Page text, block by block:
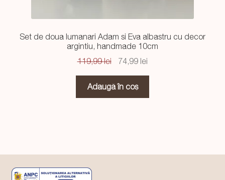
Set de doua lumanari Adam si Eva albastru cu decor
argintiu, handmade 10cm
119,99lei
Prețul
a
fost:
74,99 lei
74,99 lei.
Adaugă în coș